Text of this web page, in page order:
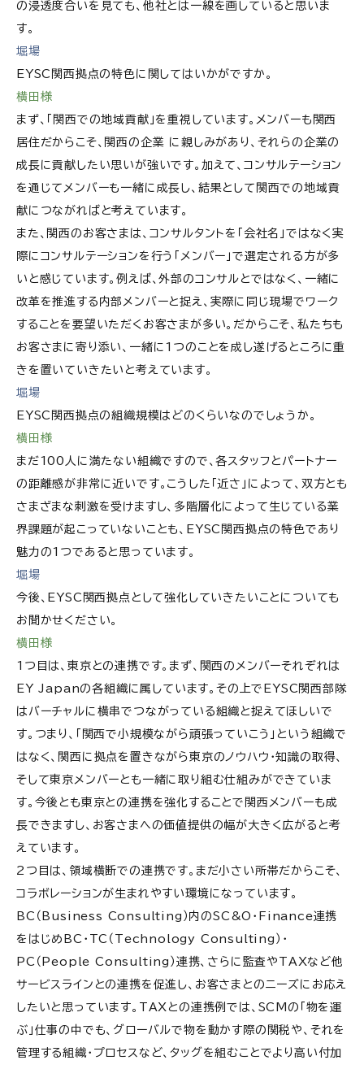
の浸透度合いを見ても、他社とは一線を画していると思いま
す。
堀場
EYSC関西拠点の特色に関してはいかがですか。
横田様
まず、「関西での地域貢献」を重視しています。メンバーも関西
居住だからこそ、関西の企業 に親しみがあり、それらの企業の
成長に貢献したい思いが強いです。加えて、コンサルテーション
を通じてメンバーも一緒に成長し、結果として関西での地域貢
献につながればと考えています。
また、関西のお客さまは、コンサルタントを「会社名」ではなく実
際にコンサルテーションを行う「メンバー」で選定される方が多
いと感じています。例えば、外部のコンサルとではなく、一緒に
改革を推進する内部メンバーと捉え、実際に同じ現場でワーク
することを要望いただくお客さまが多い。だからこそ、私たちも
お客さまに寄り添い、一緒に1つのことを成し遂げるところに重
きを置いていきたいと考えています。
堀場
EYSC関西拠点の組織規模はどのくらいなのでしょうか。
横田様
まだ100人に満たない組織ですので、各スタッフとパートナー
の距離感が非常に近いです。こうした「近さ」によって、双方とも
さまざまな刺激を受けますし、多階層化によって生じている業
界課題が起こっていないことも、EYSC関西拠点の特色であり
魅力の1つであると思っています。
堀場
今後、EYSC関西拠点として強化していきたいことについても
お聞かせください。
横田様
1つ目は、東京との連携です。まず、関西のメンバーそれぞれは
EY Japanの各組織に属しています。その上でEYSC関西部隊
はバーチャルに横串でつながっている組織と捉えてほしいで
す。つまり、「関西で小規模ながら頑張っていこう」という組織で
はなく、関西に拠点を置きながら東京のノウハウ・知識の取得、
そして東京メンバーとも一緒に取り組む仕組みができていま
す。今後とも東京との連携を強化することで関西メンバーも成
長できますし、お客さまへの価値提供の幅が大きく広がると考
えています。
2つ目は、領域横断での連携です。まだ小さい所帯だからこそ、
コラボレーションが生まれやすい環境になっています。
BC（Business Consulting）内のSC&O・Finance連携
をはじめBC・TC（Technology Consulting）・
PC（People Consulting）連携、さらに監査やTAXなど他
サービスラインとの連携を促進し、お客さまとのニーズにお応え
したいと思っています。TAXとの連携例では、SCMの「物を運
ぶ」仕事の中でも、グローバルで物を動かす際の関税や、それを
管理する組織・プロセスなど、タッグを組むことでより高い付加